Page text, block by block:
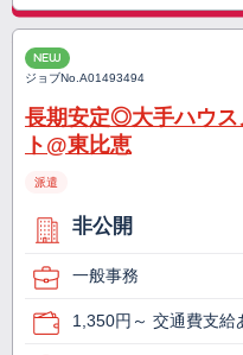
NEW
ジョブNo.A01493494
長期安定◎大手ハウス
ト@東比恵
派遣
非公開
一般事務
1,350円～ 交通費支給